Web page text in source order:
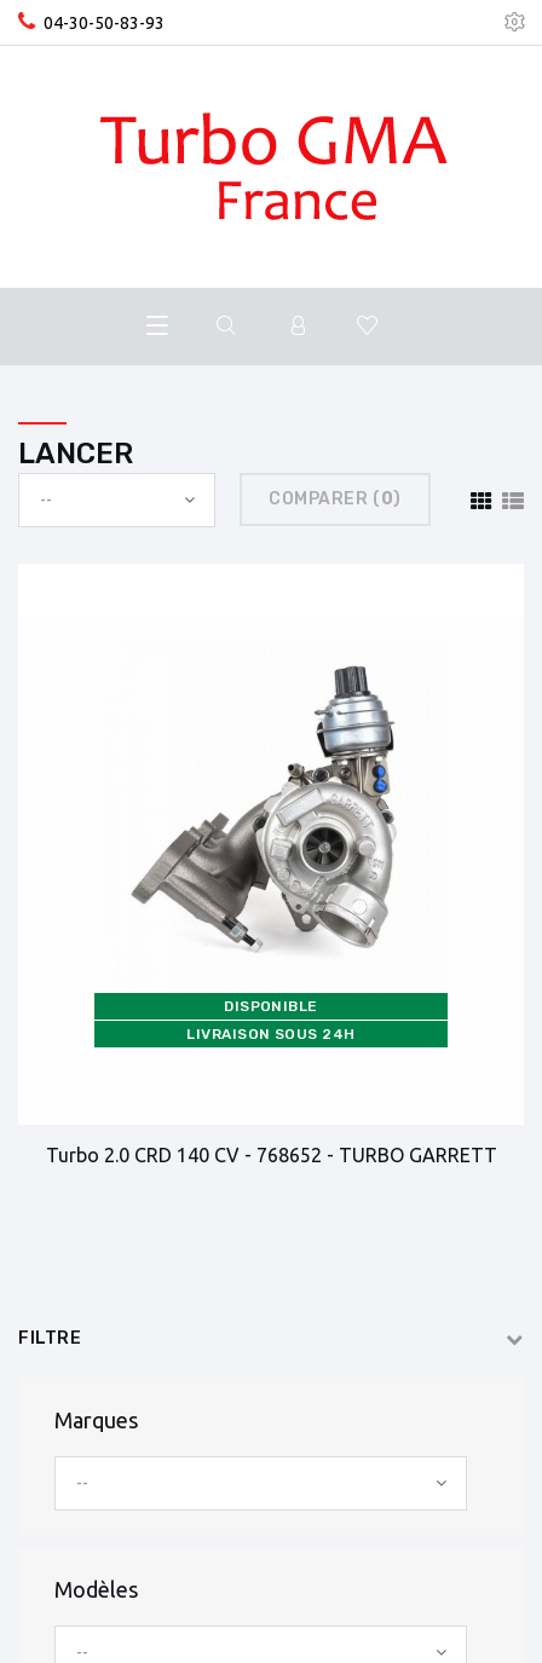
04-30-50-83-93
LANCER
-- COMPARER (0)
DISPONIBLE
LIVRAISON SOUS 24H
Turbo 2.0 CRD 140 CV - 768652 - TURBO GARRETT
FILTRE
Marques
--
Modèles
--